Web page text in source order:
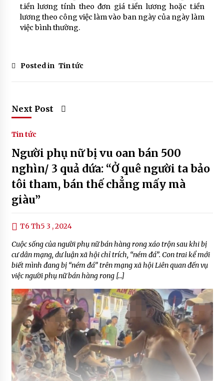
t.iền lương tính theo đơn giá t.iền lương hoặc t.iền
lương theo công việc làm vào ban ngày của ngày làm
việc bình thường.
Posted in Tin tức
Next Post
Tin tức
Người phụ nữ bị vu oan bán 500
nghìn/ 3 quả dứa: “Ở quê người ta bảo
tôi tham, bán thế chẳng mấy mà
giàu”
T6 Th5 3 , 2024
Cuộc sống của người phụ nữ bán hàng rong xáo trộn sau khi bị
cư dân mạng, dư luận xã hội chỉ trích, “ném đá”. Con trai kể mới
biết mình đang bị “ném đá” trên mạng xã hội Liên quan đến vụ
việc người phụ nữ bán hàng rong […]